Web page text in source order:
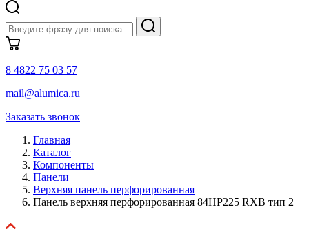
8 4822 75 03 57
mail@alumica.ru
Заказать звонок
Главная
Каталог
Компоненты
Панели
Верхняя панель перфорированная
Панель верхняя перфорированная 84HP225 RXB тип 2